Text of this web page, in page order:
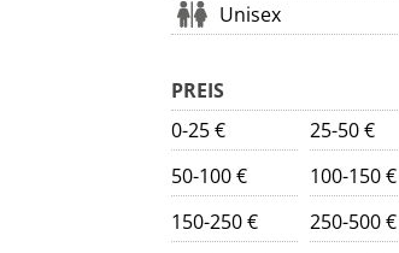
Unisex
PREIS
0-25 €
25-50 €
50-100 €
100-150 €
150-250 €
250-500 €